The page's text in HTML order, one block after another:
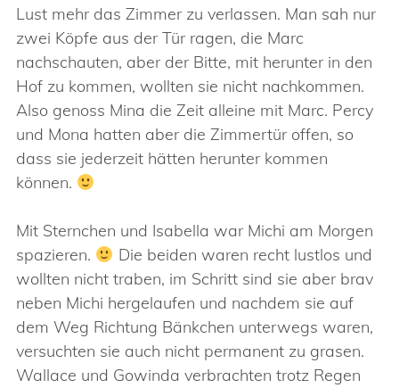
Lust mehr das Zimmer zu verlassen. Man sah nur
zwei Köpfe aus der Tür ragen, die Marc
nachschauten, aber der Bitte, mit herunter in den
Hof zu kommen, wollten sie nicht nachkommen.
Also genoss Mina die Zeit alleine mit Marc. Percy
und Mona hatten aber die Zimmertür offen, so
dass sie jederzeit hätten herunter kommen
können.
Mit Sternchen und Isabella war Michi am Morgen
spazieren.
Die beiden waren recht lustlos und
wollten nicht traben, im Schritt sind sie aber brav
neben Michi hergelaufen und nachdem sie auf
dem Weg Richtung Bänkchen unterwegs waren,
versuchten sie auch nicht permanent zu grasen.
Wallace und Gowinda verbrachten trotz Regen